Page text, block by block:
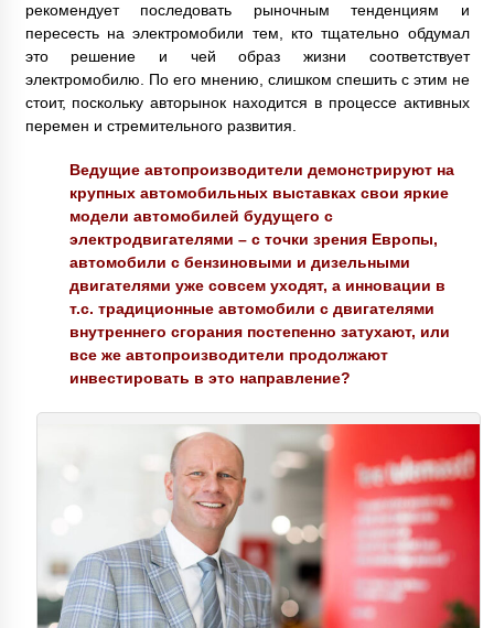
рекомендует последовать рыночным тенденциям и
пересесть на электромобили тем, кто тщательно обдумал
это решение и чей образ жизни соответствует
электромобилю. По его мнению, слишком спешить с этим не
стоит, поскольку авторынок находится в процессе активных
перемен и стремительного развития.
Ведущие автопроизводители демонстрируют на
крупных автомобильных выставках свои яркие
модели автомобилей будущего с
электродвигателями – с точки зрения Европы,
автомобили с бензиновыми и дизельными
двигателями уже совсем уходят, а инновации в
т.с. традиционные автомобили с двигателями
внутреннего сгорания постепенно затухают, или
все же автопроизводители продолжают
инвестировать в это направление?